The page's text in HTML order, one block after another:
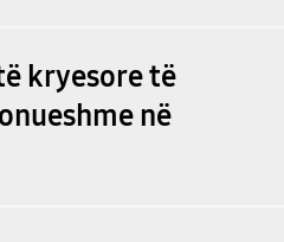
kryesore të
në